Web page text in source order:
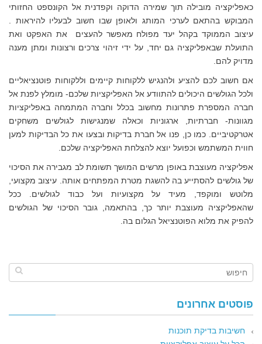
כאפליקציה מובילה תוך שמירה הדוקה וקפדנית אל הקונספט החזותי
המבוקש בהתאם לערכי המותג ולאופן שבו חשוב לבעליו להיראות .
עיצוב הממוקד בקהל יעד מפולח מאפשר להעצים את האפקט ואת
התועלת שבאפליקציה גם יחד, על ידי זיהוי צרכים ורצונות ומתן מענה
מדויק להם.
אם חשוב לכם להציע ולהנגיש ללקוחות קיימים וללקוחות פוטנציאליים
ולכל הגולשים היכולים להתוודע אל האפליקציות שלכם- מומלץ לפנת אל
חברה המספרת פתרונות מחשוב בכלל וחברה המתמחה באפליקציות
מגוונות- חברתיות, ארגוניות וכאלה שמנגישות לגולשים משחקים
אטרקטיביים. כמו כן, פנו אל חברת בדיקות ובצעו את כל הבדיקות למען
חווית המשתמש וכפועל יוצא להצלחת האפליקציה שלכם.
אפליקציה מעוצבת באופן מרשים המושך תשומת לב מגבירה את הסיכוי
של גולשים להסתייע בה להשגת מטרת המפתחים אותה. עיצוב מקצועי,
מלוטש ומוקפד, מעיד על מקצועיות ועל כבוד לגולשים. ככל
שהאפליקציה מעוצבת יותר כך, בהתאמה, גובר הסיכוי של הגולשים
להפיק את מלוא הפוטנציאל הגלום בה.
פוסטים אחרונים
חשיבות בדיקת תוכנות